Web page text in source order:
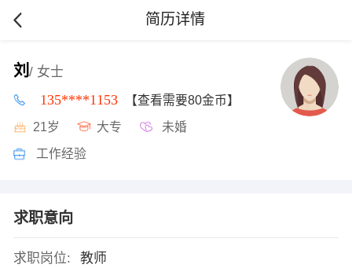
简历详情
刘 / 女士
135****1153 【查看需要80金币】
21岁 大专 未婚
工作经验
求职意向
求职岗位:
教师